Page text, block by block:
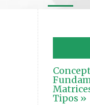
Tipos »